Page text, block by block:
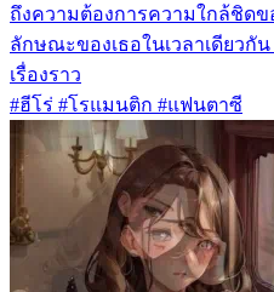
ถึงความต้องการความใกล้ชิด
ลักษณะของเธอในเวลาเดียวกั
เรื่องราว
#ฮีโร่ #โรแมนติก #แฟนตาซี